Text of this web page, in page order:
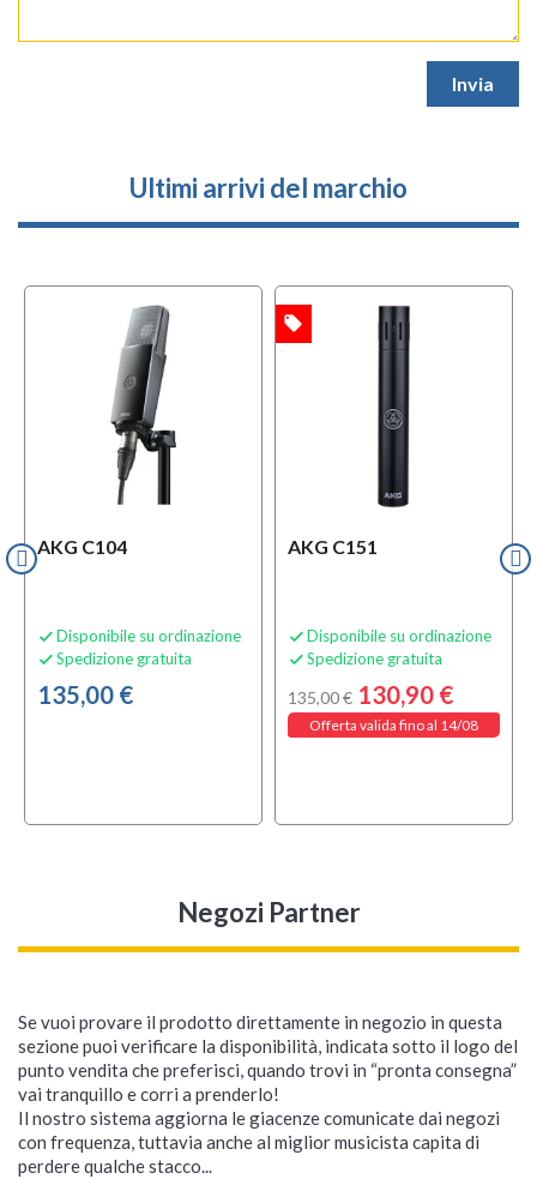
Ultimi arrivi del marchio
AKG C104
 Disponibile su ordinazione
 Spedizione gratuita
135,00 €
AKG C151
 Disponibile su ordinazione
 Spedizione gratuita
135,00 € 130,90 €
Offerta valida fino al 14/08
local_offer
Negozi Partner
Se vuoi provare il prodotto direttamente in negozio in questa
sezione puoi verificare la disponibilità, indicata sotto il logo del
punto vendita che preferisci, quando trovi in “pronta consegna”
vai tranquillo e corri a prenderlo!
Il nostro sistema aggiorna le giacenze comunicate dai negozi
con frequenza, tuttavia anche al miglior musicista capita di
perdere qualche stacco...